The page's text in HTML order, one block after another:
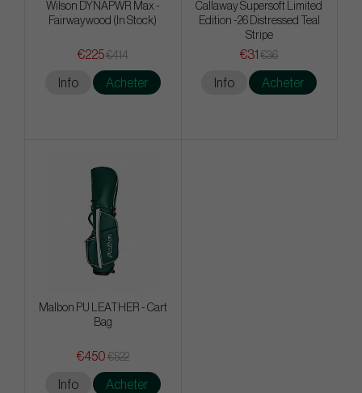
Wilson DYNAPWR Max -
Fairwaywood (In Stock)
€225€414
Info Acheter
Callaway Supersoft Limited
Edition -26 Distressed Teal
Stripe
€31 €36
Info Acheter
Malbon PU LEATHER - Cart
Bag
€450 €522
Info Acheter